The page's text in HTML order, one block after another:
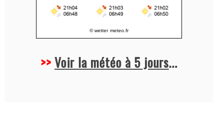
© wetter meteo.fr
>>Voir la météo à 5 jours...